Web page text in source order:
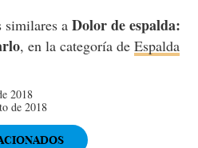
similares a Dolor de espalda:
, en la categoría de Espalda
2018
de 2018